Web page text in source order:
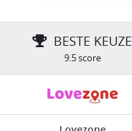
BESTE KEUZE
9.5 score